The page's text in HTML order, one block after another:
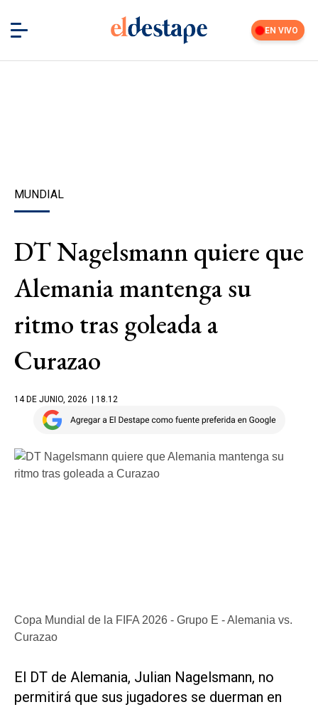
EN VIVO
MUNDIAL
DT Nagelsmann quiere que
Alemania mantenga su
ritmo tras goleada a
Curazao
14 DE JUNIO, 2026 | 18.12
Copa Mundial de la FIFA 2026 - Grupo E - Alemania vs.
Curazao
El DT de Alemania, Julian Nagelsmann, no
permitirá que sus jugadores se duerman ‌en